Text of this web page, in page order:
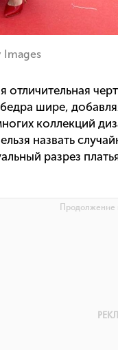
Images
отличительная
шире,
коллекций
назвать
разрез